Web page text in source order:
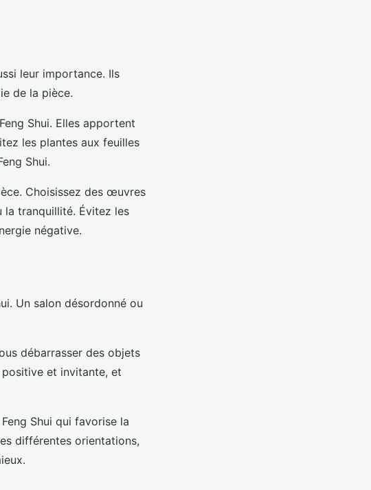
leur importance. Ils
de la pièce.
Shui. Elles apportent
les plantes aux feuilles
Shui.
Choisissez des œuvres
la tranquillité. Évitez les
négative.
Un salon désordonné ou
débarrasser des objets
positive et invitante, et
Shui qui favorise la
différentes orientations,